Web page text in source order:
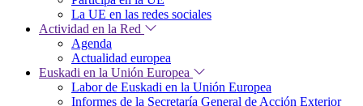
La UE en las redes sociales
Actividad en la Red
Agenda
Actualidad europea
Euskadi en la Unión Europea
Labor de Euskadi en la Unión Europea
Informes de la Secretaría General de Acción Exterior